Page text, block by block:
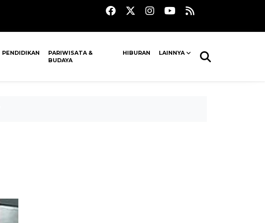
PENDIDIKAN
PARIWISATA &
BUDAYA
HIBURAN LAINNYA